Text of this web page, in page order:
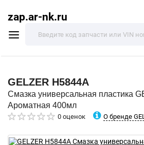
zap.ar-nk.ru
GELZER H5844A
Смазка универсальная пластика
Ароматная 400мл
0 оценок О бренде